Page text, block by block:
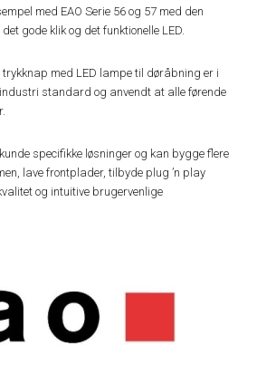
med EAO Serie 56 og 57 med den
gode klik og det funktionelle LED.
trykknap med LED lampe til døråbning er i
standard og anvendt at alle førende
specifikke løsninger og kan bygge flere
lave frontplader, tilbyde plug ’n play
og intuitive brugervenlige